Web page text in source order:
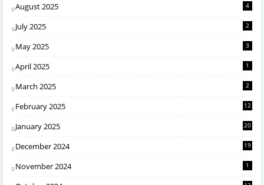
August 2025 4
July 2025 2
May 2025 3
April 2025 1
March 2025 2
February 2025 12
January 2025 20
December 2024 19
November 2024 1